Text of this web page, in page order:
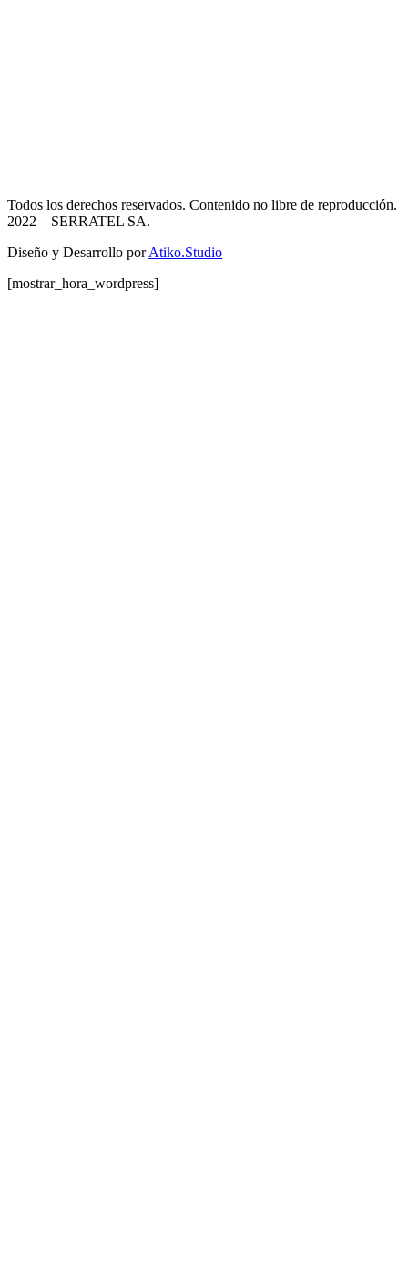
Todos los derechos reservados. Contenido no libre de reproducción.
2022 – SERRATEL SA.
Diseño y Desarrollo porAtiko.Studio
[mostrar_hora_wordpress]